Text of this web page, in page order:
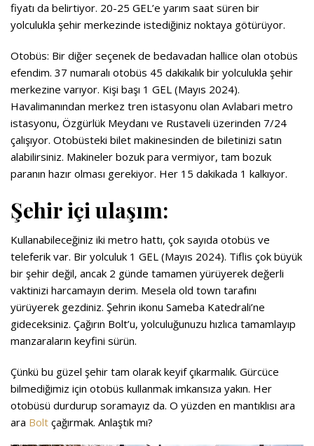
fiyatı da belirtiyor. 20-25 GEL’e yarım saat süren bir
yolculukla şehir merkezinde istediğiniz noktaya götürüyor.
Otobüs: Bir diğer seçenek de bedavadan hallice olan otobüs
efendim. 37 numaralı otobüs 45 dakikalık bir yolculukla şehir
merkezine varıyor. Kişi başı 1 GEL (Mayıs 2024).
Havalimanından merkez tren istasyonu olan Avlabari metro
istasyonu, Özgürlük Meydanı ve Rustaveli üzerinden 7/24
çalışıyor. Otobüsteki bilet makinesinden de biletinizi satın
alabilirsiniz. Makineler bozuk para vermiyor, tam bozuk
paranın hazır olması gerekiyor. Her 15 dakikada 1 kalkıyor.
Şehir içi ulaşım:
Kullanabileceğiniz iki metro hattı, çok sayıda otobüs ve
teleferik var. Bir yolculuk 1 GEL (Mayıs 2024). Tiflis çok büyük
bir şehir değil, ancak 2 günde tamamen yürüyerek değerli
vaktinizi harcamayın derim. Mesela old town tarafını
yürüyerek gezdiniz. Şehrin ikonu Sameba Katedrali’ne
gideceksiniz. Çağırın Bolt’u, yolculuğunuzu hızlıca tamamlayıp
manzaraların keyfini sürün.
Çünkü bu güzel şehir tam olarak keyif çıkarmalık. Gürcüce
bilmediğimiz için otobüs kullanmak imkansıza yakın. Her
otobüsü durdurup soramayız da. O yüzden en mantıklısı ara
ara Bolt çağırmak. Anlaştık mı?